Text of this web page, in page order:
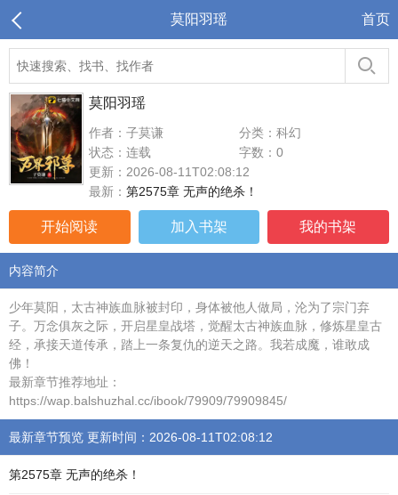
莫阳羽瑶 首页
莫阳羽瑶
作者：子莫谦
分类：科幻
状态：连载
字数：0
更新：2026-08-11T02:08:12
最新： 第2575章 无声的绝杀！
开始阅读 加入书架 我的书架
内容简介
少年莫阳，太古神族血脉被封印，身体被他人做局，沦为了宗门弃
子。万念俱灰之际，开启星皇战塔，觉醒太古神族血脉，修炼星皇古
经，承接天道传承，踏上一条复仇的逆天之路。我若成魔，谁敢成
佛！
最新章节推荐地址：
https://wap.balshuzhal.cc/ibook/79909/79909845/
最新章节预览 更新时间：2026-08-11T02:08:12
第2575章 无声的绝杀！